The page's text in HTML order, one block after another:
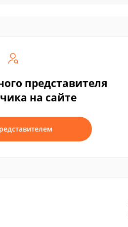
представителя
на сайте